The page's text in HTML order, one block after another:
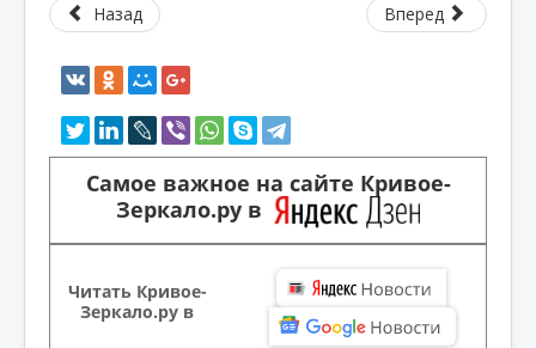
Назад Вперед
Самое важное на сайте Кривое-
Зеркало.ру в
Читать Кривое-
Зеркало.ру в